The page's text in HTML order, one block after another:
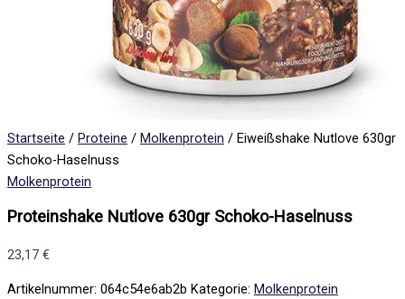
Startseite / Proteine / Molkenprotein / Eiweißshake Nutlove 630gr
Schoko-Haselnuss
Molkenprotein
Proteinshake Nutlove 630gr Schoko-Haselnuss
23,17 €
Artikelnummer: 064c54e6ab2b Kategorie: Molkenprotein